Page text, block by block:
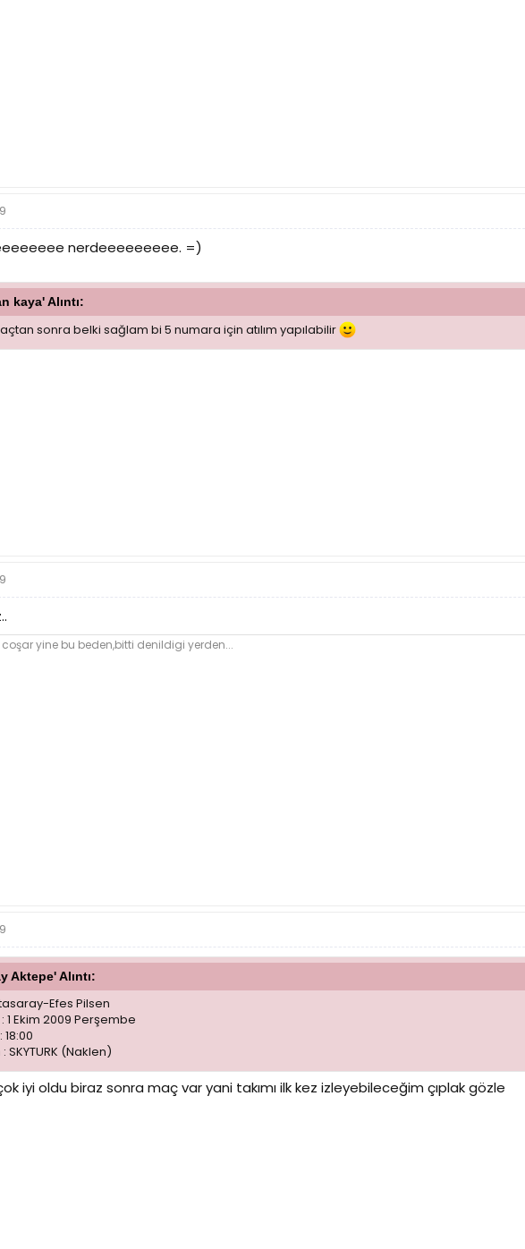
nerdeeeeeeeee. =)
kaya' Alıntı:
sonra belki sağlam bi 5 numara için atılım yapılabilir
yine bu beden,bitti denildigi yerden...
Aktepe' Alıntı:
Efes Pilsen
1 Ekim 2009 Perşembe
18:00
: SKYTURK (Naklen)
iyi oldu biraz sonra maç var yani takımı ilk kez izleyebileceğim çıplak gözle